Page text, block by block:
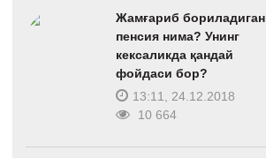
Жамғариб бориладиган
пенсия нима? Унинг
кексаликда қандай
фойдаси бор?
13:11, 24.12.2018
10 664